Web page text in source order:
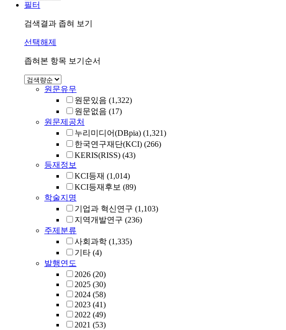
필터
검색결과 좁혀 보기
선택해제
좁혀본 항목 보기순서
원문유무
원문있음 (1,322)
원문없음 (17)
원문제공처
누리미디어(DBpia) (1,321)
한국연구재단(KCI) (266)
KERIS(RISS) (43)
등재정보
KCI등재 (1,014)
KCI등재후보 (89)
학술지명
기업과 혁신연구 (1,103)
지역개발연구 (236)
주제분류
사회과학 (1,335)
기타 (4)
발행연도
2026 (20)
2025 (30)
2024 (58)
2023 (41)
2022 (49)
2021 (53)